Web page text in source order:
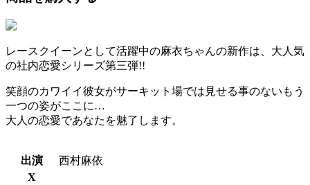
レースクイーンとして活躍中の麻衣ちゃんの新作は、大人気
の社内恋愛シリーズ第三弾!!
笑顔のカワイイ彼女がサーキット場では見せる事のないもう
一つの姿がここに…
大人の恋愛であなたを魅了します。
出演
西村麻依
X